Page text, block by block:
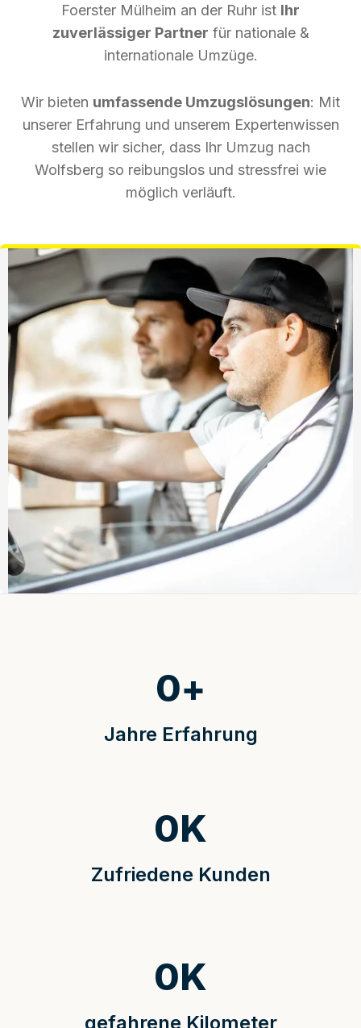
Foerster Mülheim an der Ruhr ist Ihr
zuverlässiger Partner für nationale &
internationale Umzüge.
Wir bieten umfassende Umzugslösungen: Mit
unserer Erfahrung und unserem Expertenwissen
stellen wir sicher, dass Ihr Umzug nach
Wolfsberg so reibungslos und stressfrei wie
möglich verläuft.
Jahre Erfahrung
0+
Zufriedene Kunden
0K
gefahrene Kilometer
0K